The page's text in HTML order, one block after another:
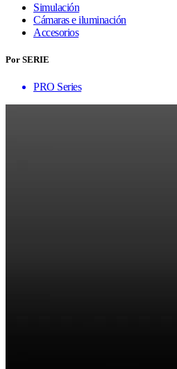
Simulación
Cámaras e iluminación
Accesorios
Por SERIE
PRO Series